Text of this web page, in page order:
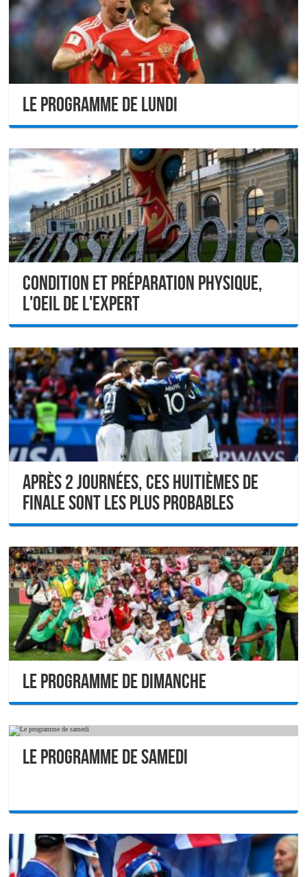
Le programme de lundi
Condition et préparation physique,
l'oeil de l'expert
Après 2 journées, ces huitièmes de
finale sont les plus probables
Le programme de dimanche
Le programme de samedi